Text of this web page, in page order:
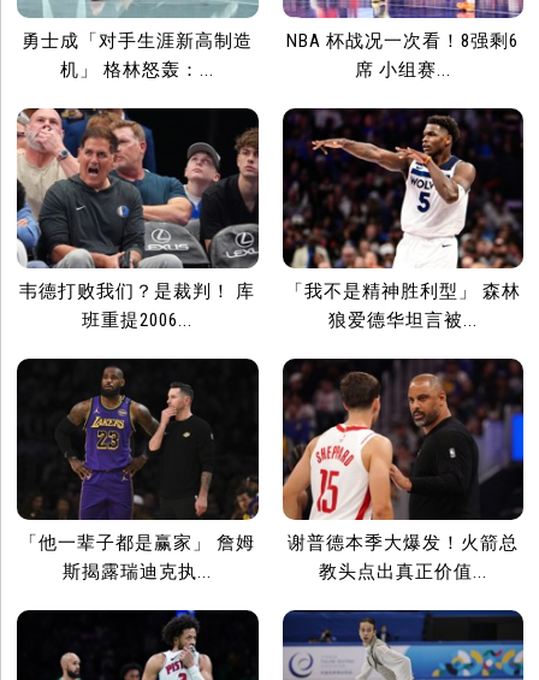
勇士成「对手生涯新高制造
机」 格林怒轰：...
NBA 杯战况一次看！8强剩6
席 小组赛...
韦德打败我们？是裁判！ 库
班重提2006...
「我不是精神胜利型」 森林
狼爱德华坦言被...
「他一辈子都是赢家」 詹姆
斯揭露瑞迪克执...
谢普德本季大爆发！火箭总
教头点出真正价值...